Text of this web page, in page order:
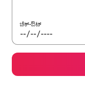
ಚೆಕ್-ಔಟ್